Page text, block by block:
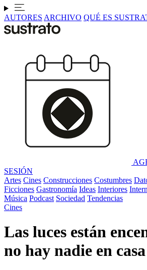
AUTORES ARCHIVO QUÉ ES
SESIÓN
Artes Cines Construcciones Costumbres
Ficciones Gastronomía Ideas Interiores
Música Podcast Sociedad Tendencias
Cines
Las luces están
no hay nadie en casa